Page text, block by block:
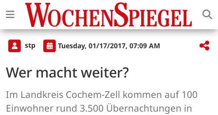
stp Tuesday, 01/17/2017, 07:09 AM
Wer macht weiter?
Im Landkreis Cochem-Zell kommen auf 100
Einwohner rund 3.500 Übernachtungen in